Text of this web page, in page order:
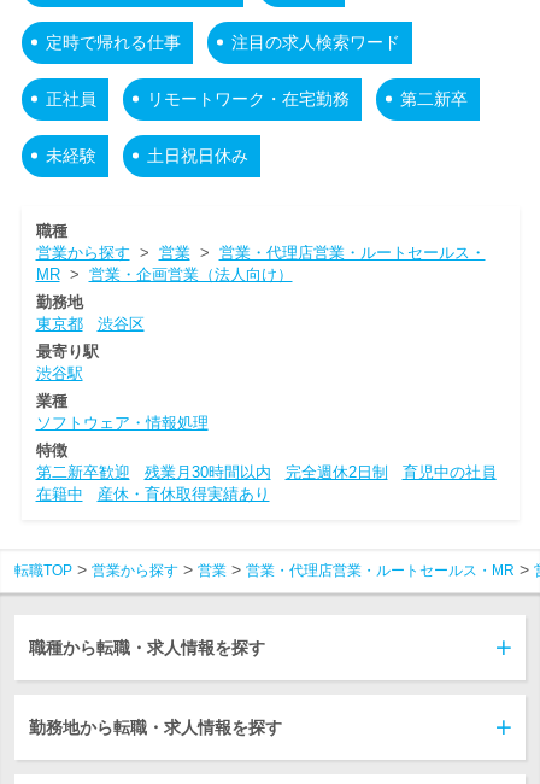
定時で帰れる仕事 注目の求人検索ワード
正社員 リモートワーク・在宅勤務 第二新卒
未経験 土日祝日休み
職種
営業から探す > 営業> 営業・代理店営業・ルートセールス・
MR> 営業・企画営業（法人向け）
勤務地
東京都
渋谷区
最寄り駅
渋谷駅
業種
ソフトウェア・情報処理
特徴
第二新卒歓迎
残業月30時間以内 完全週休2日制
育児中の社員
在籍中
産休・育休取得実績あり
転職TOP 営業から探す 営業 営業・代理店営業・ルートセールス・MR
職種から転職・求人情報を探す
勤務地から転職・求人情報を探す